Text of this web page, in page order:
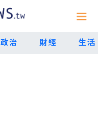
政治 財經 生活